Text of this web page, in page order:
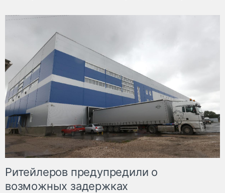
Ритейлеров предупредили о
возможных задержках